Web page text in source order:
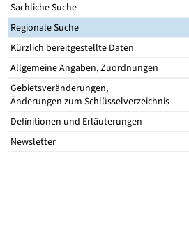
Sachliche Suche
Regionale Suche
Kürzlich bereitgestellte Daten
Allgemeine Angaben, Zuordnungen
Gebietsveränderungen,
Änderungen zum Schlüsselverzeichnis
Definitionen und Erläuterungen
Newsletter